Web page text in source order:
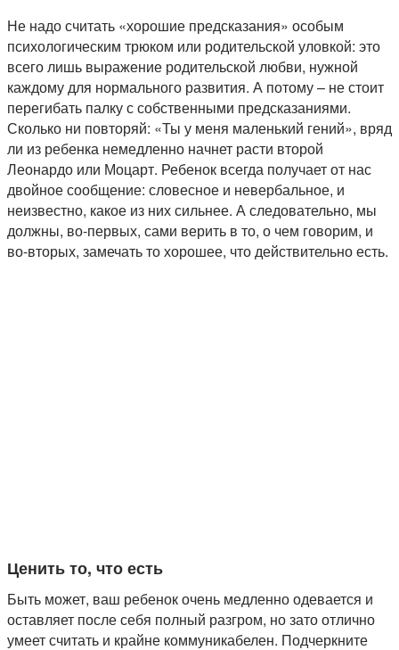
Не надо считать «хорошие предсказания» особым
психологическим трюком или родительской уловкой: это
всего лишь выражение родительской любви, нужной
каждому для нормального развития. А потому – не стоит
перегибать палку с собственными предсказаниями.
Сколько ни повторяй: «Ты у меня маленький гений», вряд
ли из ребенка немедленно начнет расти второй
Леонардо или Моцарт. Ребенок всегда получает от нас
двойное сообщение: словесное и невербальное, и
неизвестно, какое из них сильнее. А следовательно, мы
должны, во-первых, сами верить в то, о чем говорим, и
во-вторых, замечать то хорошее, что действительно есть.
Ценить то, что есть
Быть может, ваш ребенок очень медленно одевается и
оставляет после себя полный разгром, но зато отлично
умеет считать и крайне коммуникабелен. Подчеркните